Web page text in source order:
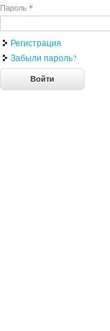
Пароль *
Регистрация
Забыли пароль?